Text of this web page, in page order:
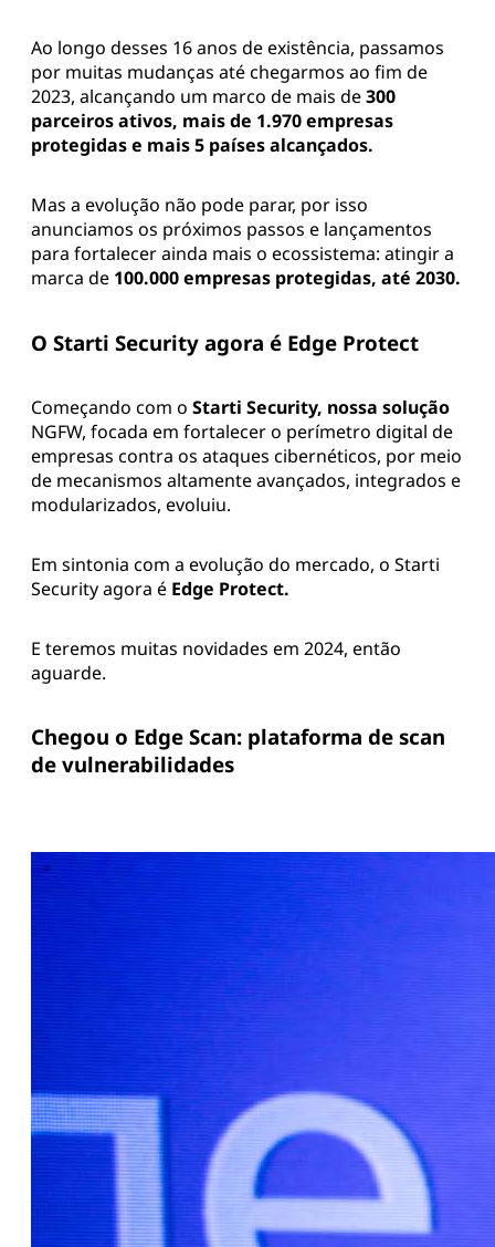
Ao longo desses 16 anos de existência, passamos
por muitas mudanças até chegarmos ao fim de
2023, alcançando um marco de mais de300
parceiros ativos, mais de 1.970 empresas
protegidas e mais 5 países alcançados.
Mas a evolução não pode parar, por isso
anunciamos os próximos passos e lançamentos
para fortalecer ainda mais o ecossistema: atingir a
marca de 100.000 empresas protegidas, até 2030.
O Starti Security agora é Edge Protect
Começando com o Starti Security, nossa solução
NGFW, focada em fortalecer o perímetro digital de
empresas contra os ataques cibernéticos, por meio
de mecanismos altamente avançados, integrados e
modularizados, evoluiu.
Em sintonia com a evolução do mercado, o Starti
Security agora é Edge Protect.
E teremos muitas novidades em 2024, então
aguarde.
Chegou o Edge Scan: plataforma de scan
de vulnerabilidades